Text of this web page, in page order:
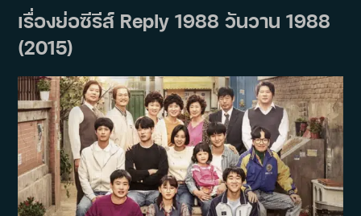
ฮวี
(Lee
Dong
และ
ผล
งาน
เรื่องย่อซีรีส์ Reply 1988 วันวาน 1988
(2015)